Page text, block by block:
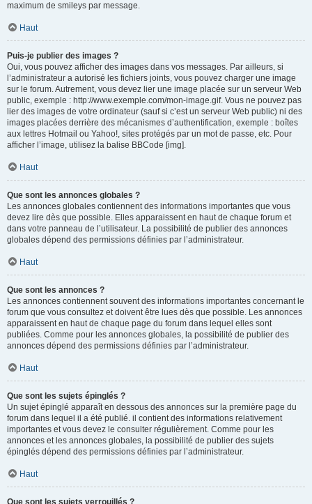
maximum de smileys par message.
Haut
Puis-je publier des images ?
Oui, vous pouvez afficher des images dans vos messages. Par ailleurs, si
l’administrateur a autorisé les fichiers joints, vous pouvez charger une image
sur le forum. Autrement, vous devez lier une image placée sur un serveur Web
public, exemple : http://www.exemple.com/mon-image.gif. Vous ne pouvez pas
lier des images de votre ordinateur (sauf si c’est un serveur Web public) ni des
images placées derrière des mécanismes d’authentification, exemple : boîtes
aux lettres Hotmail ou Yahoo!, sites protégés par un mot de passe, etc. Pour
afficher l’image, utilisez la balise BBCode [img].
Haut
Que sont les annonces globales ?
Les annonces globales contiennent des informations importantes que vous
devez lire dès que possible. Elles apparaissent en haut de chaque forum et
dans votre panneau de l’utilisateur. La possibilité de publier des annonces
globales dépend des permissions définies par l’administrateur.
Haut
Que sont les annonces ?
Les annonces contiennent souvent des informations importantes concernant le
forum que vous consultez et doivent être lues dès que possible. Les annonces
apparaissent en haut de chaque page du forum dans lequel elles sont
publiées. Comme pour les annonces globales, la possibilité de publier des
annonces dépend des permissions définies par l’administrateur.
Haut
Que sont les sujets épinglés ?
Un sujet épinglé apparaît en dessous des annonces sur la première page du
forum dans lequel il a été publié. il contient des informations relativement
importantes et vous devez le consulter régulièrement. Comme pour les
annonces et les annonces globales, la possibilité de publier des sujets
épinglés dépend des permissions définies par l’administrateur.
Haut
Que sont les sujets verrouillés ?